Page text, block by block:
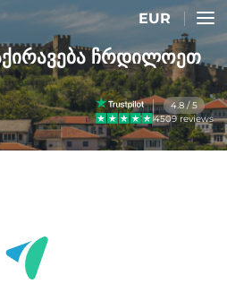
EUR
ჩრდილოეთ
4.8 / 5
4509 reviews